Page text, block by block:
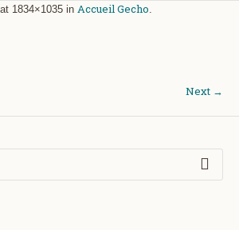
at 1834×1035 in Accueil Gecho
Next →